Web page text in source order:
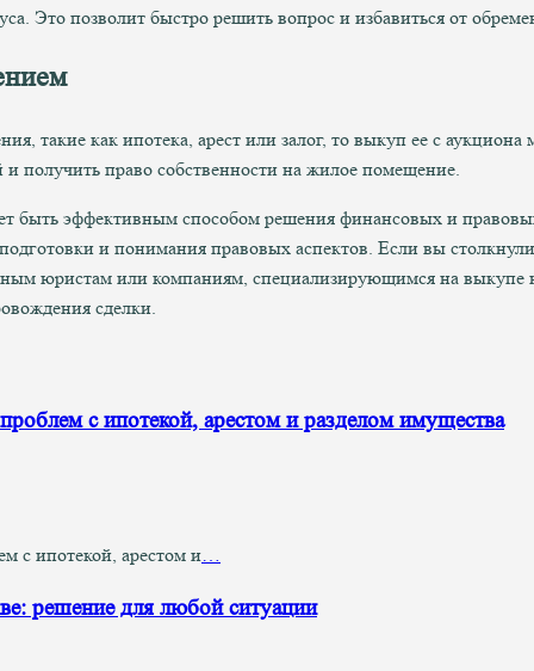
Это позволит быстро решить вопрос и избавиться от
такие как ипотека, арест или залог, то выкуп ее с
и получить право собственности на жилое помещение.
быть эффективным способом решения финансовых и
и понимания правовых аспектов. Если вы
юристам или компаниям, специализирующимся на выкупе
сделки.
с ипотекой, арестом и разделом имущества
с ипотекой, арестом и
решение для любой ситуации